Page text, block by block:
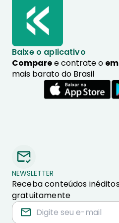
Baixe o aplicativo
Comparee contrate o
mais barato do Brasil
NEWSLETTER
Receba conteúdos
gratuitamente